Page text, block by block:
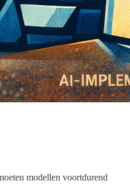
modellen voortdurend